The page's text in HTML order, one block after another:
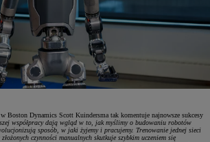
Boston Dynamics Scott Kuindersma tak komentuje najnowsze sukcesy
współpracy dają wgląd w to, jak myślimy o budowaniu robotów
sposób, w jaki żyjemy i pracujemy. Trenowanie jednej sieci
czynności manualnych skutkuje szybkim uczeniem się